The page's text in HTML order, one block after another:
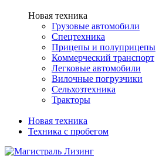
Новая техника
Грузовые автомобили
Спецтехника
Прицепы и полуприцепы
Коммерческий транспорт
Легковые автомобили
Вилочные погрузчики
Сельхозтехника
Тракторы
Новая техника
Техника с пробегом